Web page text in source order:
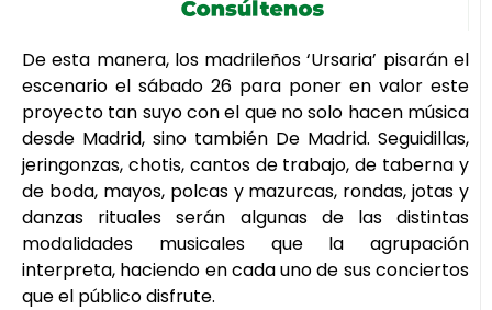
De esta manera, los madrileños ‘Ursaria’ pisarán el
escenario el sábado 26 para poner en valor este
proyecto tan suyo con el que no solo hacen música
desde Madrid, sino también De Madrid. Seguidillas,
jeringonzas, chotis, cantos de trabajo, de taberna y
de boda, mayos, polcas y mazurcas, rondas, jotas y
danzas rituales serán algunas de las distintas
modalidades musicales que la agrupación
interpreta, haciendo en cada uno de sus conciertos
que el público disfrute.